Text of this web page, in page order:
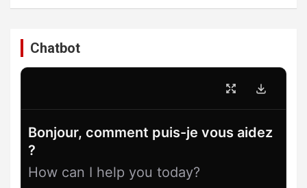
Chatbot
Bonjour, comment puis-je vous aidez
?
How can I help you today?